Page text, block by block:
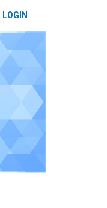
LOGIN